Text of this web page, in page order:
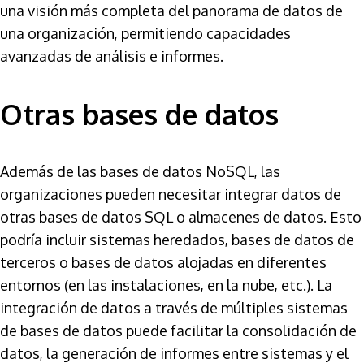
una visión más completa del panorama de datos de
una organización, permitiendo capacidades
avanzadas de análisis e informes.
Otras bases de datos
Además de las bases de datos NoSQL, las
organizaciones pueden necesitar integrar datos de
otras bases de datos SQL o almacenes de datos. Esto
podría incluir sistemas heredados, bases de datos de
terceros o bases de datos alojadas en diferentes
entornos (en las instalaciones, en la nube, etc.). La
integración de datos a través de múltiples sistemas
de bases de datos puede facilitar la consolidación de
datos, la generación de informes entre sistemas y el